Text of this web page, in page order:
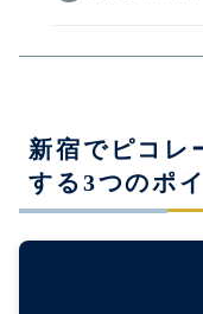
新宿でピコレ
する3つのポ